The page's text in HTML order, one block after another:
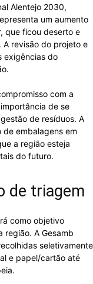
Alentejo 2030,
um aumento
que ficou deserto e
A revisão do projeto e
exigências do
com a
de se
de resíduos. A
embalagens em
a região esteja
do futuro.
de triagem
como objetivo
região. A Gesamb
seletivamente
e papel/cartão até